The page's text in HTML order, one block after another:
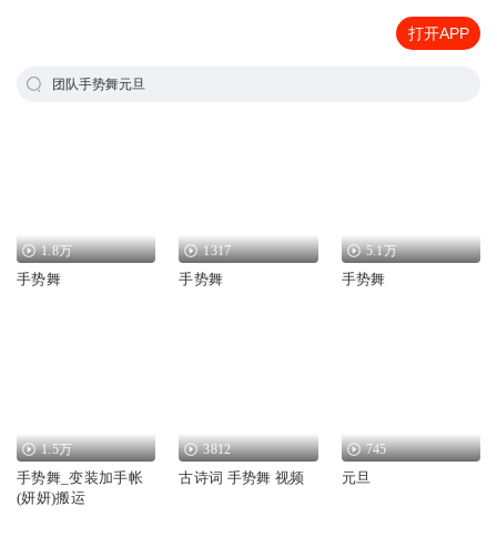
打开APP
团队手势舞元旦
1.8万
手势舞
1317
手势舞
5.1万
手势舞
1.5万
手势舞_变装加手帐
(妍妍)搬运
3812
古诗词 手势舞 视频
745
元旦